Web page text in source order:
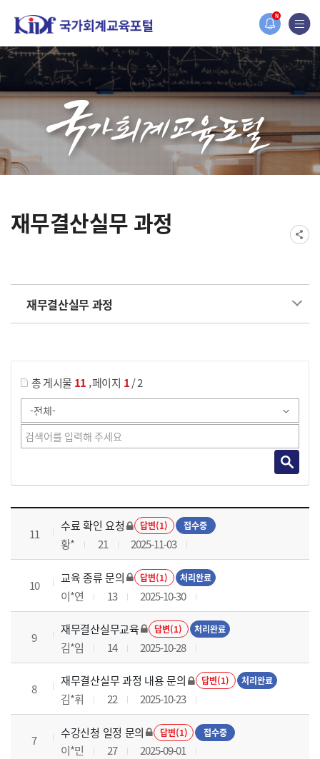
N
홈페이지가 새롭게 개편되었습니다.
한국조세재정연구원홈페이지가 새롭게 개설되었습니다.
재무결산실무 과정
재무결산실무 과정
총 게시물 11 ,페이지 1/ 2
재무결산실무 과정 목록 으로 번호, 제목, 작성자, 조회수, 등록 일로 나열 되고 있습니다.
11
수료 확인 요청 답변(1) 접수중
황* 21 2025-11-03
10
교육 종류 문의 답변(1) 처리완료
이*연 13 2025-10-30
9
재무결산실무교육 답변(1) 처리완료
김*임 14 2025-10-28
8
재무결산실무 과정 내용 문의 답변(1) 처리완료
김*휘 22 2025-10-23
7
수강신청 일정 문의 답변(1) 접수중
이*민 27 2025-09-01